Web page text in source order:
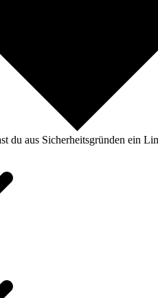
du aus Sicherheitsgründen ein